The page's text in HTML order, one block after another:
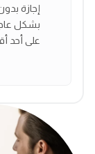
إجازة
بشكل
على أحد